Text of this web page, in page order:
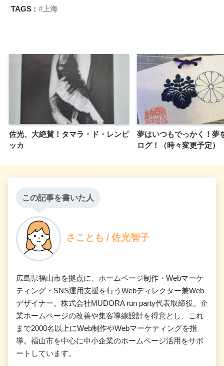
TAGS : 上海
佐光、大絶賛！タマラ・ド・レンピ
ッカ
夢はいつもでっかく！夢
ログ！（時々変更予定）
この記事を書いた人
さことも / 佐光智子
広島県福山市を拠点に、ホームページ制作・Webマーケ
ティング・SNS運用支援を行うWebディレクター兼Web
デザイナー。株式会社MUDORA run party代表取締役。企
業ホームページの改善や集客導線設計を得意とし、これ
まで2000名以上にWeb制作やWebマーケティングを指
導。福山市を中心に中小企業のホームページ活用をサポ
ートしています。